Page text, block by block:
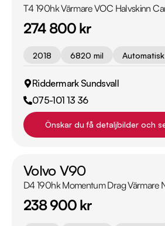
T4 190hk Värmare VOC Halvskinn
274 800 kr
2018 6820 mil Automatisk
Riddermark Sundsvall
075-101 13 36
Önskar du få detaljbilder och
Volvo V90
D4 190hk Momentum Drag Värmare
238 900 kr